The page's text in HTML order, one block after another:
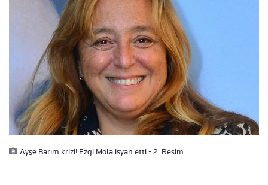
Ayşe Barım krizi! Ezgi Mola isyan etti - 2. Resim